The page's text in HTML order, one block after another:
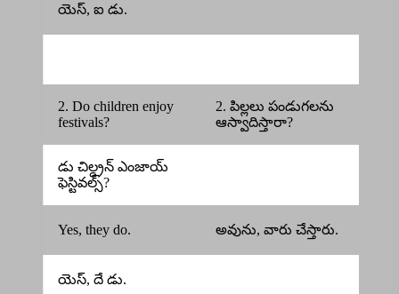
యెస్, ఐ డు.
2. Do children enjoy
festivals?
2. పిల్లలు పండుగలను
ఆస్వాదిస్తారా?
డు చిల్డ్రన్ ఎంజాయ్
ఫెస్టివల్స్?
Yes, they do. అవును, వారు చేస్తారు.
యెస్, దే డు.